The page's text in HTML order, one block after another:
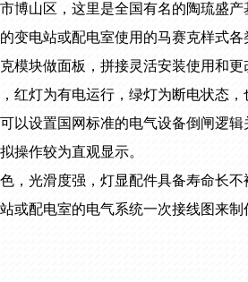
博山区，这里是全国有名的陶琉盛
变电站或配电室使用的马赛克样式
模块做面板，拼接灵活安装使用和
红灯为有电运行，绿灯为断电状态
以设置国网标准的电气设备倒闸逻
操作较为直观显示。
，光滑度强，灯显配件具备寿命长
或配电室的电气系统一次接线图来